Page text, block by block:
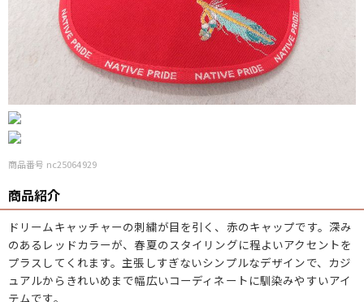
長袖シャツ 半袖シャツ Tシャツ
パンツ レディース 子供服
雑貨/小物
Search by Particular
Search by Sizeサイズから探す（メンズ）
ジャケット XS S M L XL
商品番号 nc25064929
商品紹介
ドリームキャッチャーの刺繍が目を引く、赤のキャップです。深み
のあるレッドカラーが、春夏のスタイリングに程よいアクセントを
プラスしてくれます。主張しすぎないシンプルなデザインで、カジ
ュアルからきれいめまで幅広いコーディネートに馴染みやすいアイ
テムです。